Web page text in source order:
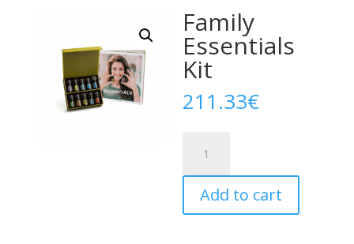
Family
Essentials
Kit
211.33€
Essentials
Kit
quantity
Add to cart